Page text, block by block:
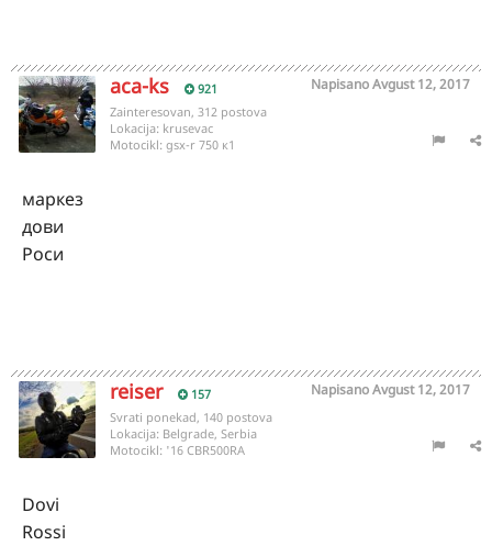
aca-ks 921 NapisanoAvgust 12, 2017
Zainteresovan, 312 postova
Lokacija: krusevac
Motocikl: gsx-r 750 к1
маркез
дови
Роси
reiser 157 NapisanoAvgust 12, 2017
Svrati ponekad, 140 postova
Lokacija: Belgrade, Serbia
Motocikl: '16 CBR500RA
Dovi
Rossi